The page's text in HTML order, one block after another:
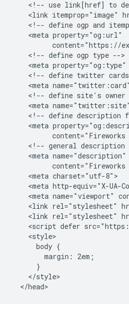
<!-- use link[href] to
<link itemprop="image"
<!-- define ogp and
    <meta property="og:url"
content="https://
    <!-- define ogp type -->
<meta
<!-- define twitter
<meta
<!-- define site's owner
<meta
<!-- define description
<meta
<!-- general
    <meta name="description"
    <meta charset="utf-8">
<meta http-equiv="X-UA-
<meta name="viewport"
<link rel="stylesheet"
<link rel="stylesheet"
<script defer
    <style>
      body {
        margin: 2em;
      }
    </style>